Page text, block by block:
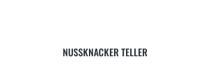
NUSSKNACKER TELLER